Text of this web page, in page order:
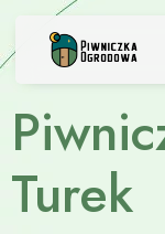
content
Turek